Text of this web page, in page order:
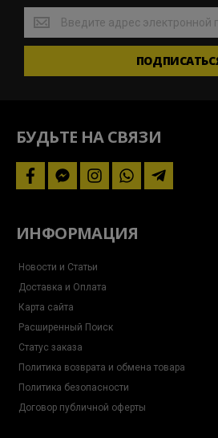
Будьте
вкурсе
актуальных
и
БУДЬТЕ НА СВЯЗИ
facebookfacebook-
messenger
instagram
whatsapptelegram-
plane
ИНФОРМАЦИЯ
Новости и Статьи
Доставка и Оплата
Карта сайта
Расширенный Поиск
Статус заказа
Политика возврата и обмена товара
Политика безопасности
Договор публичной оферты